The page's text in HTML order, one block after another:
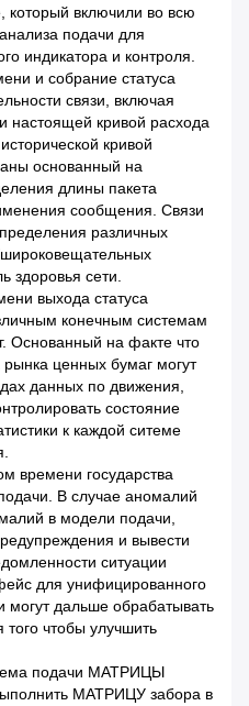
который включили во всю
подачи для
индикатора и контроля.
и собрание статуса
связи, включая
настоящей кривой расхода
кривой
основанный на
длины пакета
сообщения. Связи
различных
здоровья сети.
выхода статуса
конечным системам
Основанный на факте что
ценных бумаг могут
данных по движения,
состояние
к каждой ситеме
времени государства
В случае аномалий
в модели подачи,
и вывести
ситуации
для унифицированного
могут дальше обрабатывать
чтобы улучшить
подачи МАТРИЦЫ
МАТРИЦУ забора в